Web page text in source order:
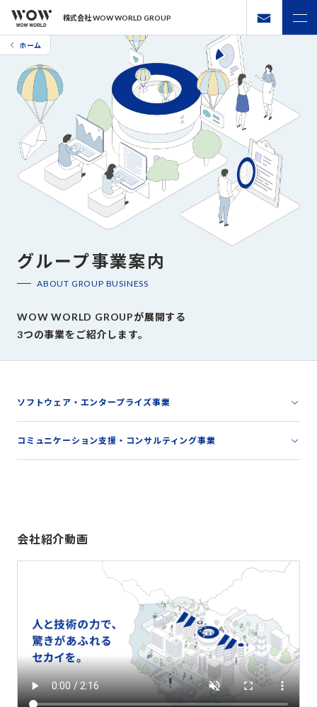
株式会社 WOW WORLD GROUP
ホーム
グループ事業案内
ABOUT GROUP BUSINESS
WOW WORLD GROUPが展開する
3つの事業をご紹介します。
ソフトウェア・エンタープライズ事業
コミュニケーション支援・コンサルティング事業
会社紹介動画